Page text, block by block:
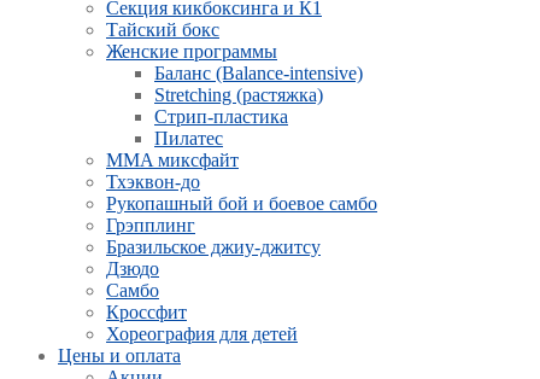
Секция кикбоксинга и К1
Тайский бокс
Женские программы
Баланс (Balance-intensive)
Stretching (растяжка)
Стрип-пластика
Пилатес
MMA миксфайт
Тхэквон-до
Рукопашный бой и боевое самбо
Грэпплинг
Бразильское джиу-джитсу
Дзюдо
Самбо
Кроссфит
Хореография для детей
Цены и оплата